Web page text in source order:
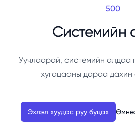
500
Системийн
Уучлаарай, системийн алдаа
хугацааны дараа дахин
Эхлэл хуудас руу буцах